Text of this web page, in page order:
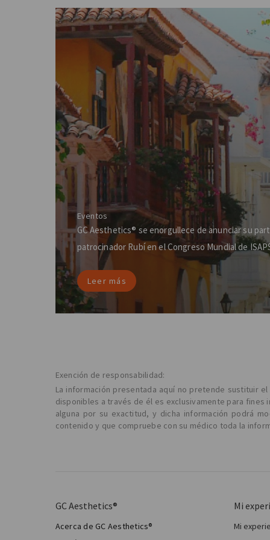
Eventos
GC Aesthetics® se enorgullece de anunciar su
patrocinador Rubí en el Congreso Mundial de
Leer más
Exención de responsabilidad:
La información presentada aquí no pretende sustituir
disponibles a través de él es exclusivamente para
alguna por su exactitud, y dicha información podrá
contenido y que compruebe con su médico toda la
GC Aesthetics®
Acerca de GC Aesthetics®
Mi
Mi